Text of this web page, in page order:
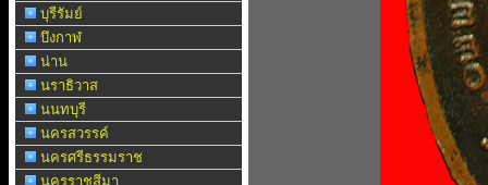
บุรีรัมย์
บึงกาฬ
น่าน
นราธิวาส
นนทบุรี
นครสวรรค์
นครศรีธรรมราช
นครราชสีมา